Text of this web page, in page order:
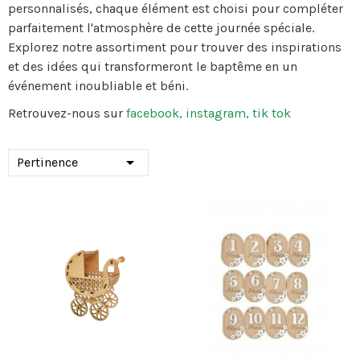
personnalisés, chaque élément est choisi pour compléter
parfaitement l'atmosphère de cette journée spéciale.
Explorez notre assortiment pour trouver des inspirations
et des idées qui transformeront le baptême en un
événement inoubliable et béni.
Retrouvez-nous sur facebook, instagram, tik tok
Pertinence 